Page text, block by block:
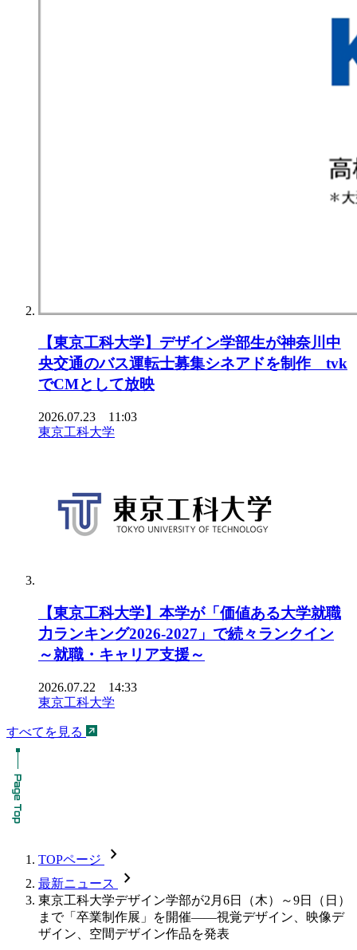
【東京⼯科⼤学】デザイン学部⽣が神奈川中
央交通のバス運転⼠募集シネアドを制作 tvk
でCMとして放映
2026.07.23 11:03
東京工科大学
【東京工科大学】本学が「価値ある大学就職
力ランキング2026-2027」で続々ランクイン
～就職・キャリア支援～
2026.07.22 14:33
東京工科大学
すべてを見る
TOPページ chevron_forward
最新ニュース chevron_forward
東京工科大学デザイン学部が2月6日（木）～9日（日）
まで「卒業制作展」を開催――視覚デザイン、映像デ
ザイン、空間デザイン作品を発表